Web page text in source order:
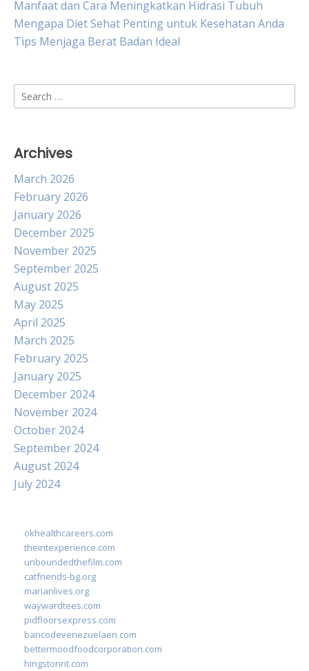
Manfaat dan Cara Meningkatkan Hidrasi Tubuh
Mengapa Diet Sehat Penting untuk Kesehatan Anda
Tips Menjaga Berat Badan Ideal
Search
for:
Archives
March 2026
February 2026
January 2026
December 2025
November 2025
September 2025
August 2025
May 2025
April 2025
March 2025
February 2025
January 2025
December 2024
November 2024
October 2024
September 2024
August 2024
July 2024
okhealthcareers.com
theintexperience.com
unboundedthefilm.com
catfriends-bg.org
marianlives.org
waywardtees.com
pidfloorsexpress.com
bancodevenezuelaen.com
bettermoodfoodcorporation.com
hingstonnt.com